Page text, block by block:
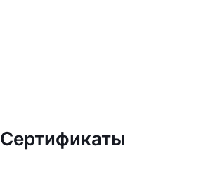
Сертификаты